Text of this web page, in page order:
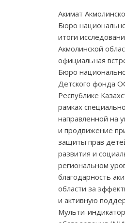
Акимат
Бюро
итоги
Акмолинской
официальная
Бюро
Детского фонда
Республике
рамках
направленной на
и продвижение
защиты прав
развития и
региональном
благодарность
области за
и активную
Мульти-